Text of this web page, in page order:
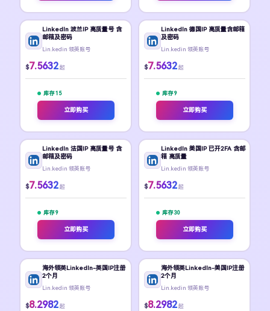
LinkedIn 波兰IP 高质量号 含
邮箱及密码
Lin.kedin 领英账号
$7.5632 起
库存 15
立即购买
LinkedIn 德国IP 高质量含邮箱
及密码
Lin.kedin 领英账号
$7.5632 起
库存 9
立即购买
LinkedIn 法国IP 高质量号 含
邮箱及密码
Lin.kedin 领英账号
$7.5632 起
库存 9
立即购买
LinkedIn 美国IP 已开2FA 含邮
箱 高质量
Lin.kedin 领英账号
$7.5632 起
库存 30
立即购买
海外领英LinkedIn-英国IP注册
2个月
Lin.kedin 领英账号
$8.2982 起
海外领英LinkedIn-美国IP注册
2个月
Lin.kedin 领英账号
$8.2982 起